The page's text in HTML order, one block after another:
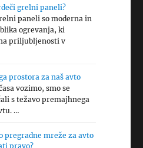
grelni paneli?
paneli so moderna in
ogrevanja, ki
priljubljenosti v
prostora za naš avto
vozimo, smo se
s težavo premajhnega
…
pregradne mreže za avto
pravo?